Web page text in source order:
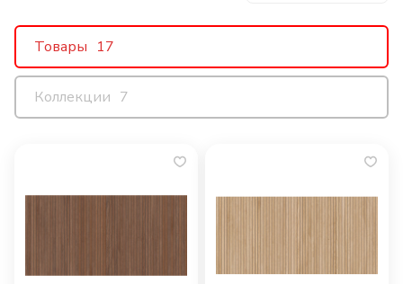
Товары 17
Коллекции 7